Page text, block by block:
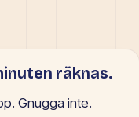
räknas.
Gnugga inte.